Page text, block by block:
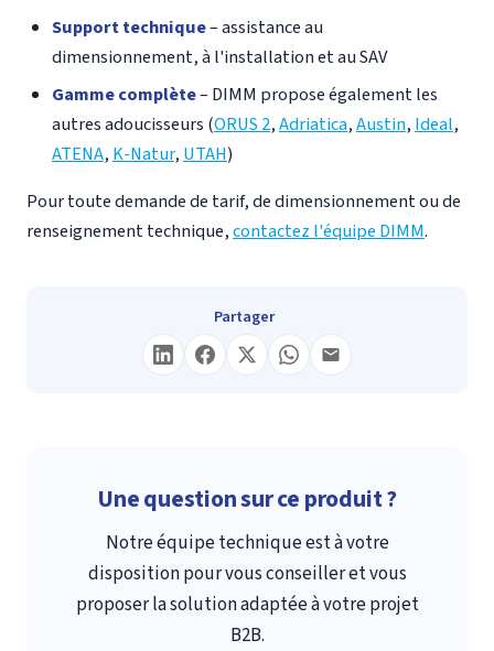
Support technique– assistance au
dimensionnement, à l'installation et au SAV
Gamme complète– DIMM propose également les
autres adoucisseurs (ORUS 2,Adriatica,Austin,Ideal,
ATENA,K-Natur,UTAH)
Pour toute demande de tarif, de dimensionnement ou de
renseignement technique,contactez l'équipe DIMM.
Partager
Une question sur ce produit ?
Notre équipe technique est à votre
disposition pour vous conseiller et vous
proposer la solution adaptée à votre projet
B2B.